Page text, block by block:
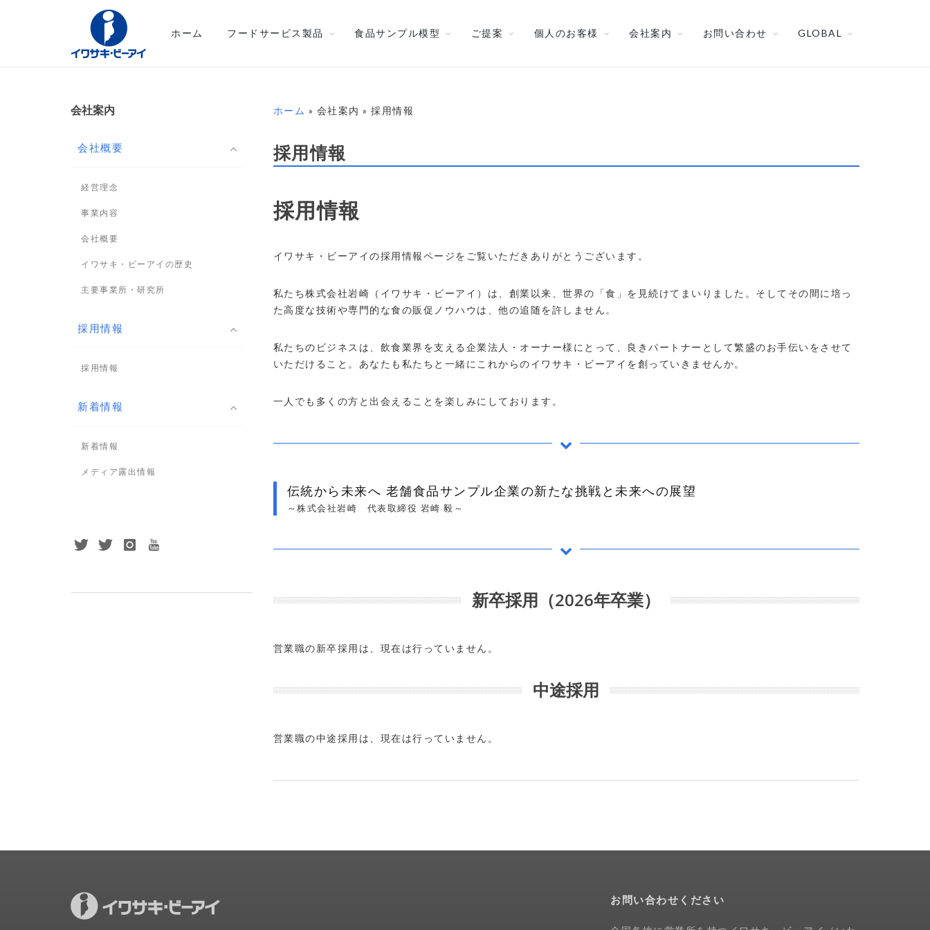
ホーム フードサービス製品 食品サンプル模型 ご提案 個人のお客様 会社案内 お問い合わせ GLOBAL
ホーム » 会社案内 » 採用情報
採用情報
採用情報
イワサキ・ビーアイの採用情報ページをご覧いただきありがとうございます。
私たち株式会社岩崎（イワサキ・ビーアイ）は、創業以来、世界の「食」を見続けてまいりました。そしてその間に培っ
た高度な技術や専門的な食の販促ノウハウは、他の追随を許しません。
私たちのビジネスは、飲食業界を支える企業法人・オーナー様にとって、良きパートナーとして繁盛のお手伝いをさせて
いただけること。あなたも私たちと一緒にこれからのイワサキ・ビーアイを創っていきませんか。
一人でも多くの方と出会えることを楽しみにしております。
伝統から未来へ 老舗食品サンプル企業の新たな挑戦と未来への展望
～株式会社岩崎 代表取締役 岩崎 毅～
新卒採用（2026年卒業）
営業職の新卒採用は、現在は行っていません。
中途採用
営業職の中途採用は、現在は行っていません。
会社案内
会社概要
経営理念
事業内容
会社概要
イワサキ・ビーアイの歴史
主要事業所・研究所
採用情報
採用情報
新着情報
新着情報
メディア露出情報
お問い合わせください